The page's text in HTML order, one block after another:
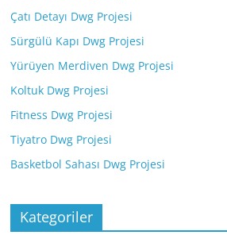
Çatı Detayı Dwg Projesi
Sürgülü Kapı Dwg Projesi
Yürüyen Merdiven Dwg Projesi
Koltuk Dwg Projesi
Fitness Dwg Projesi
Tiyatro Dwg Projesi
Basketbol Sahası Dwg Projesi
Kategoriler